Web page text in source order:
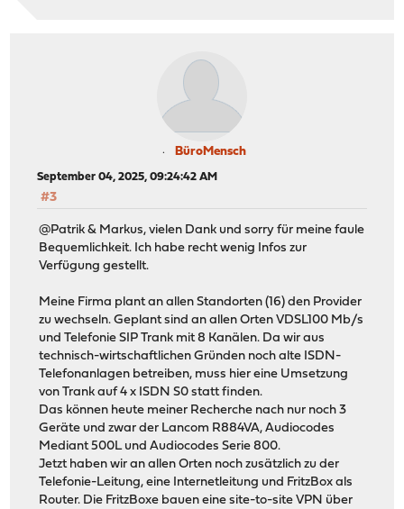
BüroMensch
September 04, 2025, 09:24:42 AM
#3
@Patrik & Markus, vielen Dank und sorry für meine faule
Bequemlichkeit. Ich habe recht wenig Infos zur
Verfügung gestellt.
Meine Firma plant an allen Standorten (16) den Provider
zu wechseln. Geplant sind an allen Orten VDSL100 Mb/s
und Telefonie SIP Trank mit 8 Kanälen. Da wir aus
technisch-wirtschaftlichen Gründen noch alte ISDN-
Telefonanlagen betreiben, muss hier eine Umsetzung
von Trank auf 4 x ISDN S0 statt finden.
Das können heute meiner Recherche nach nur noch 3
Geräte und zwar der Lancom R884VA, Audiocodes
Mediant 500L und Audiocodes Serie 800.
Jetzt haben wir an allen Orten noch zusätzlich zu der
Telefonie-Leitung, eine Internetleitung und FritzBox als
Router. Die FritzBoxe bauen eine site-to-site VPN über